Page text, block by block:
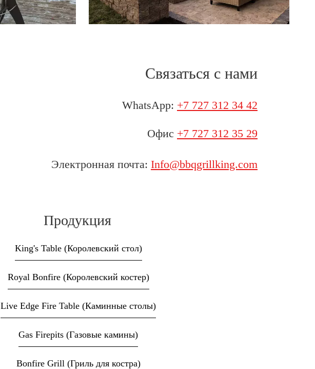
Связаться с нами
WhatsApp: +7 727 312 34 42
Офис +7 727 312 35 29
Электронная почта: Info@bbqgrillking.com
Продукция
King's Table (Королевский стол)
Royal Bonfire (Королевский костер)
Live Edge Fire Table (Каминные столы)
Gas Firepits (Газовые камины)
Bonfire Grill (Гриль для костра)